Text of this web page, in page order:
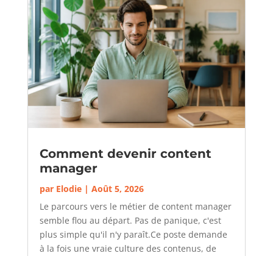
Comment devenir content
manager
par Elodie| Août 5, 2026
Le parcours vers le métier de content manager
semble flou au départ. Pas de panique, c'est
plus simple qu'il n'y paraît.Ce poste demande
à la fois une vraie culture des contenus, de